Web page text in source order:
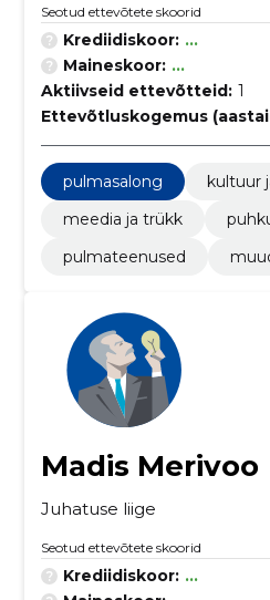
Seotud ettevõtete skoorid
Krediidiskoor: ...
Maineskoor: ...
Aktiivseid ettevõtteid: 1
Ettevõtluskogemus
pulmasalong
kultuur
meedia ja trükk
pulmateenused
Madis Merivoo
Juhatuse liige
Seotud ettevõtete skoorid
Krediidiskoor: ...